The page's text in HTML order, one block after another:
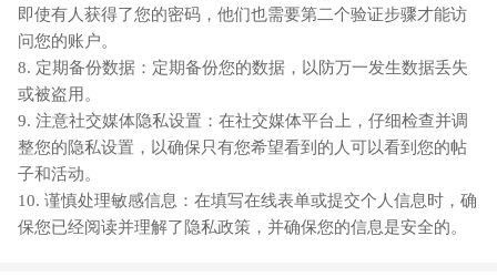
即使有人获得了您的密码，他们也需要第二个验证步骤才能访
问您的账户。
8. 定期备份数据：定期备份您的数据，以防万一发生数据丢失
或被盗用。
9. 注意社交媒体隐私设置：在社交媒体平台上，仔细检查并调
整您的隐私设置，以确保只有您希望看到的人可以看到您的帖
子和活动。
10. 谨慎处理敏感信息：在填写在线表单或提交个人信息时，确
保您已经阅读并理解了隐私政策，并确保您的信息是安全的。